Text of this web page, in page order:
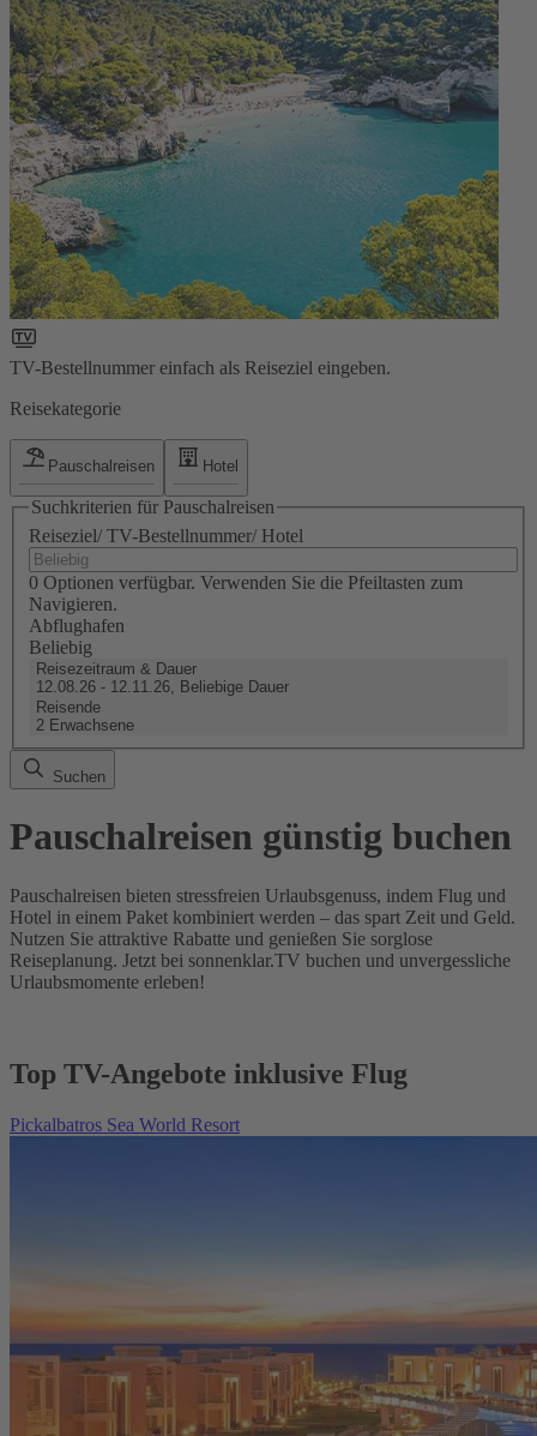
TV-Bestellnummer einfach als Reiseziel eingeben.
Reisekategorie
Pauschalreisen Hotel
Suchkriterien für Pauschalreisen
Reiseziel/ TV-Bestellnummer/ Hotel
0 Optionen verfügbar. Verwenden Sie die Pfeiltasten zum
Navigieren.
Abflughafen
Beliebig
Reisezeitraum & Dauer
12.08.26 - 12.11.26, Beliebige Dauer
Reisende
2 Erwachsene
Suchen
Pauschalreisen günstig buchen
Pauschalreisen bieten stressfreien Urlaubsgenuss, indem Flug und
Hotel in einem Paket kombiniert werden – das spart Zeit und Geld.
Nutzen Sie attraktive Rabatte und genießen Sie sorglose
Reiseplanung. Jetzt bei sonnenklar.TV buchen und unvergessliche
Urlaubsmomente erleben!
Top TV-Angebote inklusive Flug
Pickalbatros Sea World Resort